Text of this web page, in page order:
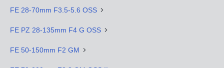
FE 28-70mm F3.5-5.6 OSS
FE PZ 28-135mm F4 G OSS
FE 50-150mm F2 GM